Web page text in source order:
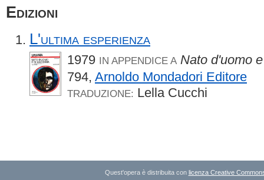
Edizioni
L'ultima esperienza
1979 IN APPENDICE A Nato d'uomo
794, Arnoldo Mondadori Editore
TRADUZIONE: Lella Cucchi
Quest'opera è distribuita con licenza Creative